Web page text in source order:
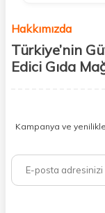
Hakkımızda
Türkiye’nin
Edici Gıda
kişisel bakım hem de
buluşturuyoruz. Artık
ihtiyacınız olan her
%100 orijinal
vücudunuzu
minerallere kadar
Kampanya ve